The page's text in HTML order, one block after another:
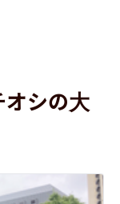
オシの大